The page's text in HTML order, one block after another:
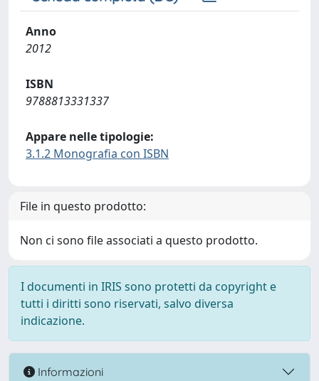
Anno
2012
ISBN
9788813331337
Appare nelle tipologie:
3.1.2 Monografia con ISBN
File in questo prodotto:
Non ci sono file associati a questo prodotto.
I documenti in IRIS sono protetti da copyright e
tutti i diritti sono riservati, salvo diversa
indicazione.
Informazioni